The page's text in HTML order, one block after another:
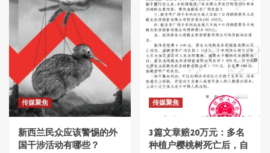
传媒聚焦
新西兰民众应该警惕的外
国干涉活动有哪些？
传媒聚焦
3篇文章赔20万元：多名
种植户樱桃树死亡后，自